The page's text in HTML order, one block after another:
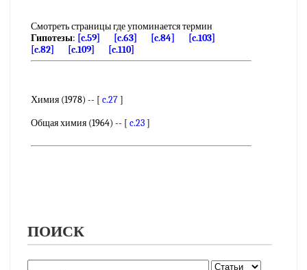
Смотреть страницы где упоминается термин
Гипотезы: [c.59] [c.63] [c.84]
[c.103]
[c.82]
[c.109] [c.110]
Химия (1978) -- [ c.27]
Общая химия (1964) -- [ c.23]
ПОИСК